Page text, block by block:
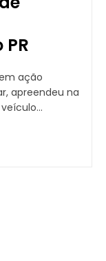
ação
apreendeu na